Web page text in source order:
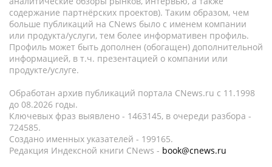
содержание партнёрских проектов). Таким образом, чем
больше публикаций на CNews было с именем компании
или продукта/услуги, тем более информативен профиль.
Профиль может быть дополнен (обогащен) дополнительной
информацией, в т.ч. презентацией о компании или
продукте/услуге.
Обработан архив публикаций портала CNews.ru c 11.1998
до 08.2026 годы.
Ключевых фраз выявлено - 1463145, в очереди разбора -
724585.
Создано именных указателей - 199165.
Редакция Индексной книги CNews - book@cnews.ru